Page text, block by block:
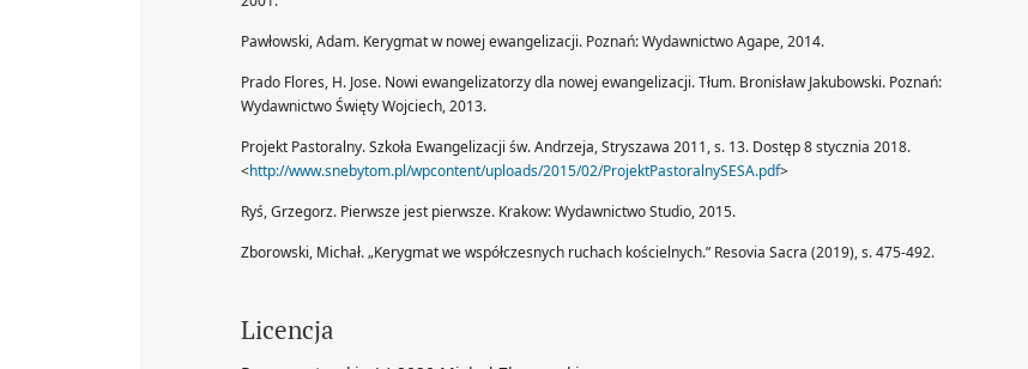
Pawłowski, Adam. Kerygmat w nowej ewangelizacji. Poznań: Wydawnictwo Agape, 2014.
Prado Flores, H. Jose. Nowi ewangelizatorzy dla nowej ewangelizacji. Tłum. Bronisław Jakubowski. Poznań:
Wydawnictwo Święty Wojciech, 2013.
Projekt Pastoralny. Szkoła Ewangelizacji św. Andrzeja, Stryszawa 2011, s. 13. Dostęp 8 stycznia 2018.
<http://www.snebytom.pl/wpcontent/uploads/2015/02/ProjektPastoralnySESA.pdf>
Ryś, Grzegorz. Pierwsze jest pierwsze. Krakow: Wydawnictwo Studio, 2015.
Zborowski, Michał. „Kerygmat we współczesnych ruchach kościelnych.” Resovia Sacra (2019), s. 475-492.
Licencja